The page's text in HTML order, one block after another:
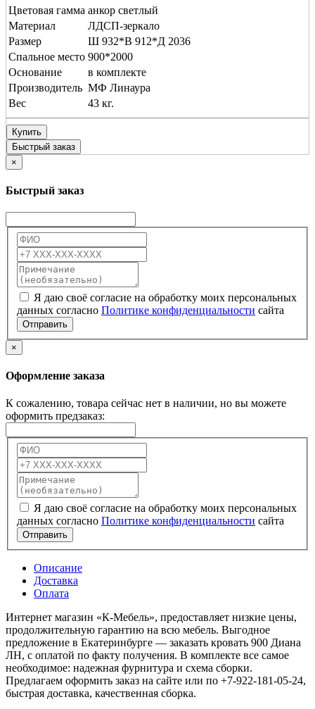
Цветовая гамма анкор светлый
Материал
ЛДСП-зеркало
Размер
Ш 932*В 912*Д 2036
Спальное место 900*2000
Основание
в комплекте
Производитель МФ Линаура
Вес
43 кг.
Купить
Быстрый заказ
×
Быстрый заказ
Я даю своё согласие на обработку моих персональных
данных согласно Политике конфиденциальности сайта
Отправить
×
Оформление заказа
К сожалению, товара сейчас нет в наличии, но вы можете
оформить предзаказ:
Я даю своё согласие на обработку моих персональных
данных согласно Политике конфиденциальности сайта
Отправить
Описание
Доставка
Оплата
Интернет магазин «К-Мебель», предоставляет низкие цены,
продолжительную гарантию на всю мебель. Выгодное
предложение в Екатеринбурге — заказать кровать 900 Диана
ЛН, с оплатой по факту получения. В комплекте все самое
необходимое: надежная фурнитура и схема сборки.
Предлагаем оформить заказ на сайте или по +7-922-181-05-24,
быстрая доставка, качественная сборка.